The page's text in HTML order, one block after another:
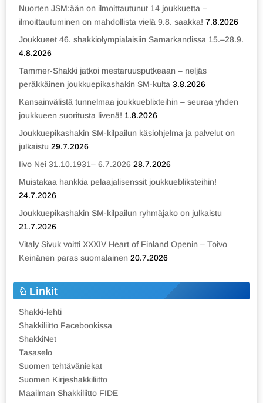
Nuorten JSM:ään on ilmoittautunut 14 joukkuetta –
ilmoittautuminen on mahdollista vielä 9.8. saakka! 7.8.2026
Joukkueet 46. shakkiolympialaisiin Samarkandissa 15.–28.9.
4.8.2026
Tammer-Shakki jatkoi mestaruusputkeaan – neljäs
peräkkäinen joukkuepikashakin SM-kulta 3.8.2026
Kansainvälistä tunnelmaa joukkueblixteihin – seuraa yhden
joukkueen suoritusta livenä! 1.8.2026
Joukkuepikashakin SM-kilpailun käsiohjelma ja palvelut on
julkaistu 29.7.2026
Iivo Nei 31.10.1931– 6.7.2026 28.7.2026
Muistakaa hankkia pelaajalisenssit joukkuebliksteihin!
24.7.2026
Joukkuepikashakin SM-kilpailun ryhmäjako on julkaistu
21.7.2026
Vitaly Sivuk voitti XXXIV Heart of Finland Openin – Toivo
Keinänen paras suomalainen 20.7.2026
Linkit
Shakki-lehti
Shakkiliitto Facebookissa
ShakkiNet
Tasaselo
Suomen tehtäväniekat
Suomen Kirjeshakkiliitto
Maailman Shakkiliitto FIDE